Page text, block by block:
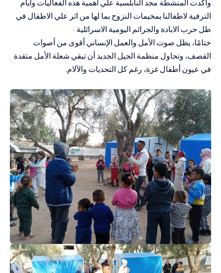
وأكدت المنشطة مجد النابلسية علي أهمية هذه الفعاليات وأيام
الترفية لاطفالنا بمخيمات النزوح بما لها من اثر علي الاطفال في
ظل حرب الابادة والجرائم اليومية الاسرائلية
ختامًا، يظل صوت الأمل والعمل الإنساني أقوى من أصوات
القصف، وتحاول منظمة الجيل الجديد أن تبقي شعلة الأمل متقدة
في عيون أطفال غزة، رغم كل التحديات والآلام.